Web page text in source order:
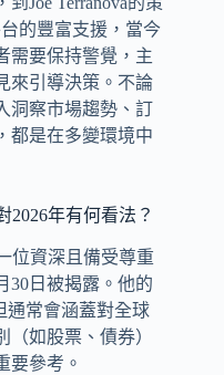
的豐富支援，當今
需要保持警覺，主
來引導決策。不論
洞察市場趨勢、訂
都是在多變環境中
2026年有何看法？
位資深且備受尊重
30日被揭露。他的
通常會涵蓋對全球
如股票、債券）
要參考。